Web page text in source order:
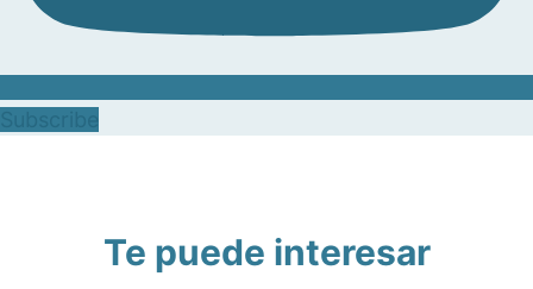
Te puede interesar